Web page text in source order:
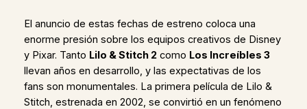
El anuncio de estas fechas de estreno coloca una
enorme presión sobre los equipos creativos de Disney
y Pixar. Tanto Lilo & Stitch 2como Los Increíbles 3
llevan años en desarrollo, y las expectativas de los
fans son monumentales. La primera película de Lilo &
Stitch, estrenada en 2002, se convirtió en un fenómeno